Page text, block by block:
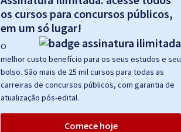
os cursos para concursos públicos,
em um só lugar!
O
melhor custo benefício para os seus estudos e seu
bolso. São mais de 25 mil cursos para todas as
carreiras de concursos públicos, com garantia de
atualização pós-edital.
Comece hoje